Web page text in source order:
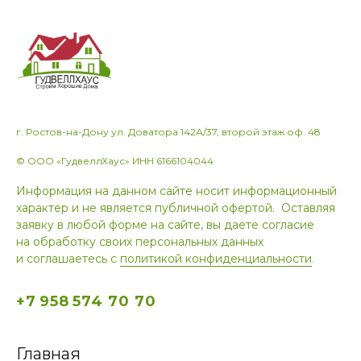
г. Ростов-на-Дону ул. Доватора 142А/37, второй этаж оф. 48
© ООО «ГудвеллХаус» ИНН 6166104044
Информация на данном сайте носит информационный
характер и не является публичной офертой. Оставляя
заявку в любой форме на сайте, вы даете согласие
на обработку своих персональных данных
и соглашаетесь с политикой конфиденциальности.
+7 958 574 70 70
Главная